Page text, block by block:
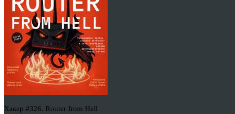
Хакер #326. Router from Hell